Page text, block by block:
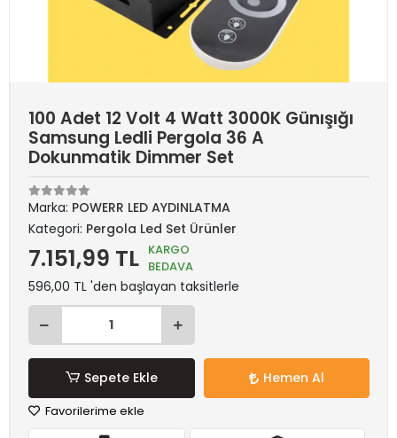
100 Adet 12 Volt 4 Watt 3000K Günışığı
Samsung Ledli Pergola 36 A
Dokunmatik Dimmer Set
Marka: POWERR LED AYDINLATMA
Kategori: Pergola Led Set Ürünler
7.151,99 TL KARGO
BEDAVA
596,00 TL 'den başlayan taksitlerle
Sepete Ekle Hemen Al
Favorilerime ekle